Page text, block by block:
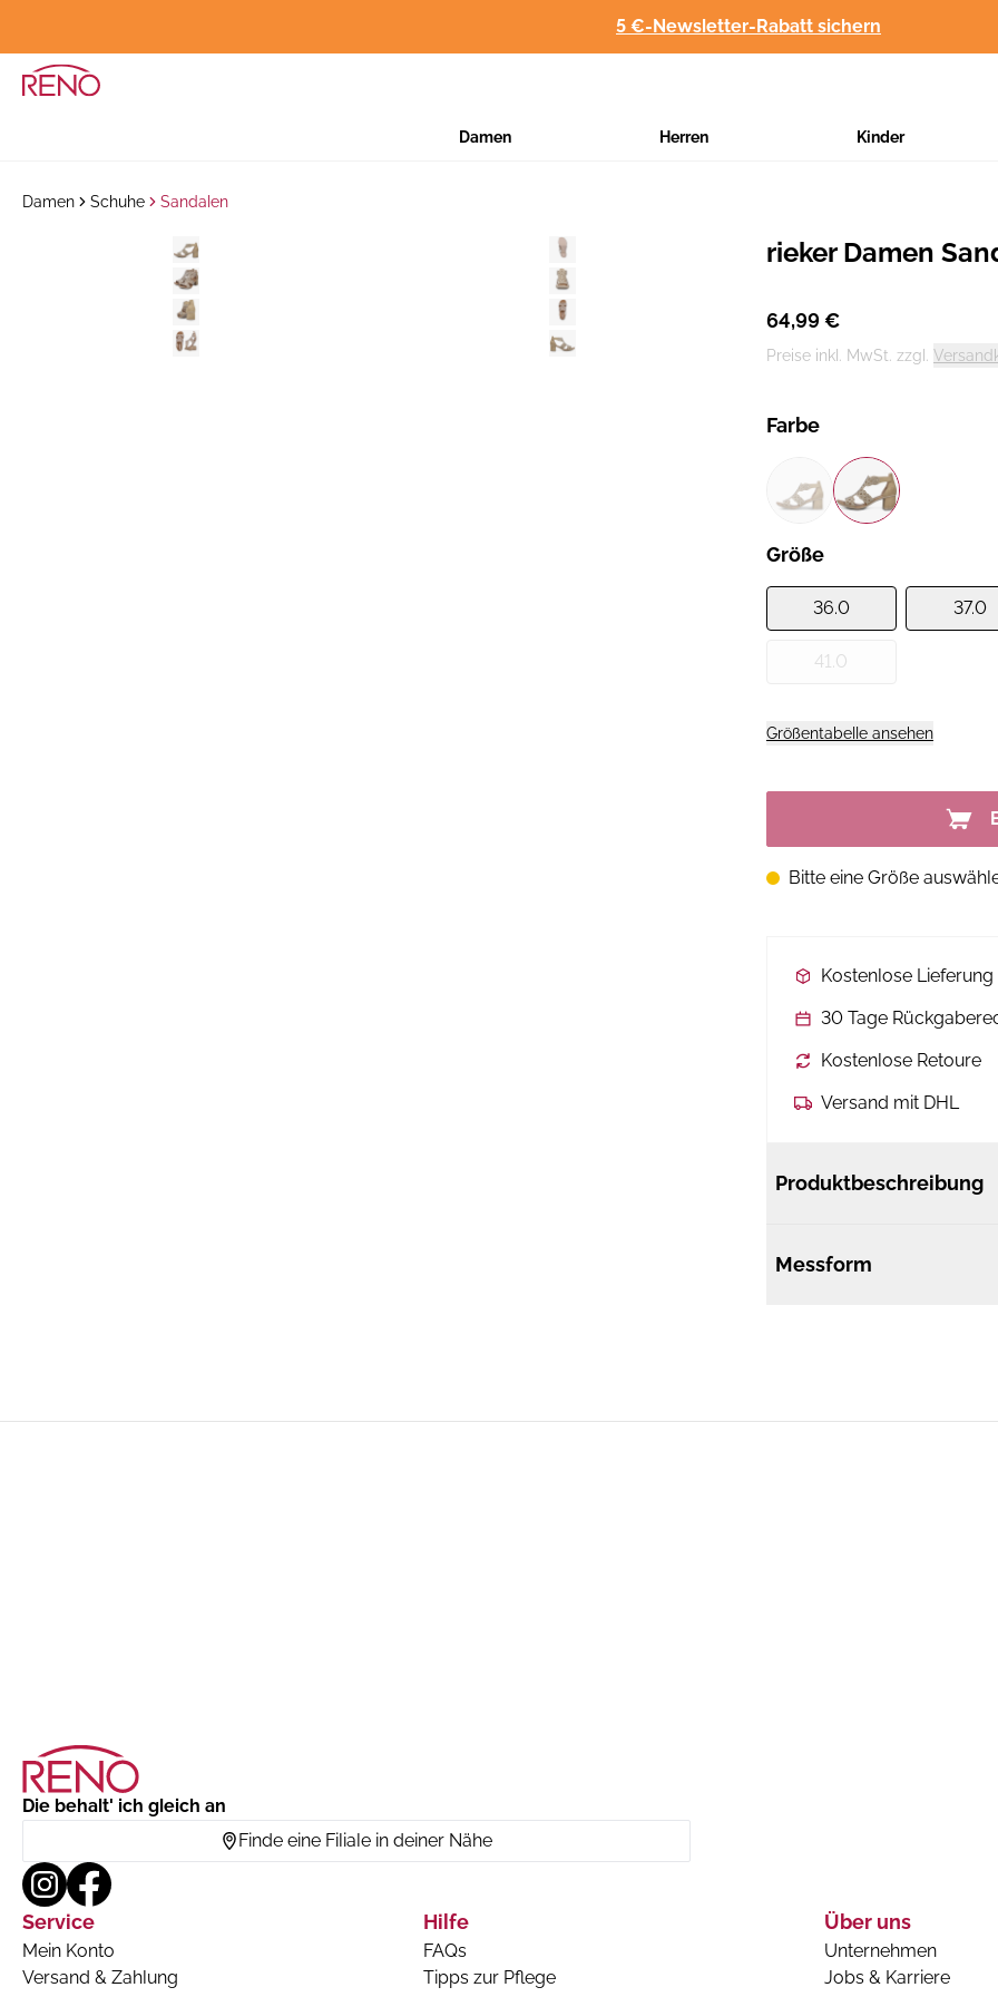
5 €-Newsletter-Rabatt sichern
Damen Herren Kinder
Damen Schuhe Sandalen
Hersteller:
rieker Damen
64,99 €
Preise inkl. MwSt. zzgl.
Farbe
Größe
36.0 37.0
41.0
Größentabelle ansehen
Bitte eine Größe
Kostenlose
30 Tage
Kostenlose Retoure
Versand mit DHL
Produktbeschreibung
Messform
Die behalt' ich gleich an
Finde eine Filiale in deiner Nähe
Service
Mein Konto
Versand & Zahlung
Hilfe
FAQs
Tipps zur Pflege
Über uns
Unternehmen
Jobs & Karriere